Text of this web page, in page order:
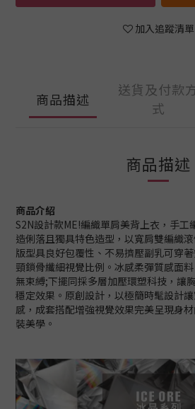
加入追蹤清單
商品描述
送貨及付款
式
商品描述
商品介紹
S2N設計款ME!編織單肩美背上衣，手工
造俐落且獨具特色造型，以寬肩雙編織
版型具良好包覆性、不易擠壓副乳可穿
頸鎖骨纖細視覺比例。冰感柔彈質感面
無束縛;下擺同採多層加壓環塑科技，讓
穩定效果。原創設計，以極簡時髦設計
感，成套搭配增強視覺效果完美呈現身
裝美學。